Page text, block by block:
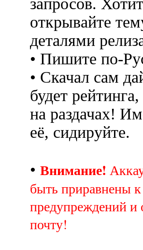
запросов.
открывайте
деталями
• Пишите по-
• Скачал сам
будет
на раздачах!
её, сидируйте.
• Внимание!
быть приравнены
предупреждений и
почту!